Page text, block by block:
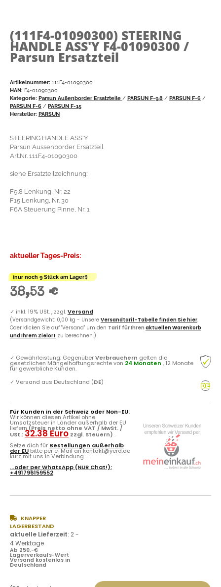
(111F4-01090300) STEERING
HANDLE ASS'Y F4-01090300 /
Parsun Ersatzteil
Artikelnummer: 111F4-01090300
HAN: F4-01090300
Kategorie: Parsun Außenborder Ersatzteile / PARSUN F-9.8 / PARSUN F-6 /
PARSUN F-6 / PARSUN F-15
Hersteller: PARSUN
STEERING HANDLE ASS'Y
Parsun Aussenborder Ersatzteil
Art.Nr. 111F4-01090300
siehe Ersatzteilzeichnung:
F9.8 Lenkung, Nr. 22
F15 Lenkung, Nr. 30
F6A Steuerung Pinne, Nr. 1
aktueller Tages-Preis:
(nur noch 9 Stück am Lager!)
38,53 €
✓ inkl. 19% USt. , zzgl.Versand
(Versandgewicht: 0,00 kg - Unsere Versandtarif-Tabelle finden Sie hier.
Oder klicken Sie auf "Versand" um den Tarif für Ihren aktuellen Warenkorb
und Ihrem Zielort zu berechnen.)
✓ Gewährleistung: GegenüberVerbrauchern gelten die
gesetzlichen Mängelhaftungsrechte von 24 Monaten , 12 Monate
für gewerbliche Kunden.
✓ Versand aus Deutschland (DE)
Für Kunden in der Schweiz oder Non-EU:
Wir können diesen Artikel ohne
Umsatzsteuer in Länder außerhalb der EU
liefern(Preis netto ohne VAT / MwSt. /
USt.: 32.38 Euro zzgl. Steuern) .
Setze dich für Bestellungen außerhalb
der EU bitte per e-Mail an kontakt@yerd.de
kurz mit uns in Verbindung ...
...oder perWhatsApp (NUR Chat!):
+491796159552
KNAPPER
LAGERBESTAND
aktuelle Lieferzeit: 2 -
4 Werktage
Ab 250,-€
Lagerverkaufs-Wert
Versand kostenlos in
Deutschland